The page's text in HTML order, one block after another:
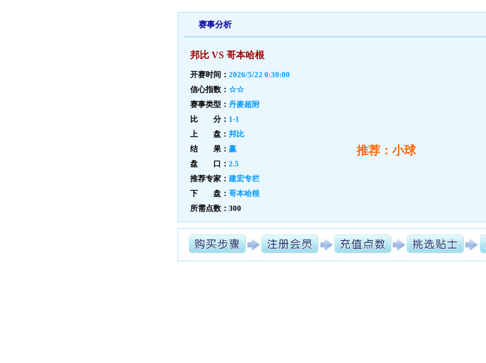
赛事分析
邦比 VS 哥本哈根
开赛时间： 2026/5/22 0:30:00
信心指数： ☆☆
赛事类型： 丹麥超附
比 分： 1-1
上 盘： 邦比
结 果： 赢
盘 口： 2.5
推荐专家： 建宏专栏
下 盘： 哥本哈根
所需点数：300
推荐：小球